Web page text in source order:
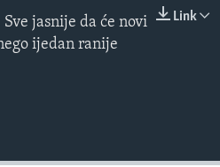
EMBED
Link
jasnije da će novi
ijedan ranije